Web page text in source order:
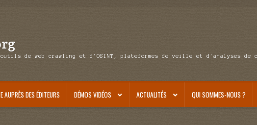
de web crawling et d'OSINT, plateformes de veille et d'analyses de
AUPRÈS DES ÉDITEURS DÉMOS VIDÉOS ACTUALITÉS QUI SOMMES-NOUS ?